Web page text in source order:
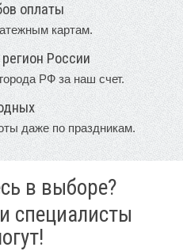
оплаты
картам.
России
РФ за наш счет.
даже по праздникам.
в выборе?
специалисты